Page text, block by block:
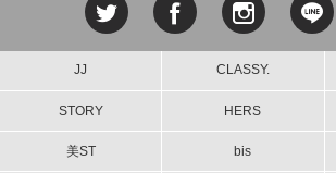
JJ CLASSY.
STORY HERS
美ST bis